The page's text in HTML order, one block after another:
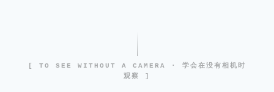
[ TO SEE WITHOUT A CAMERA · 学会在没有相机时
观察 ]